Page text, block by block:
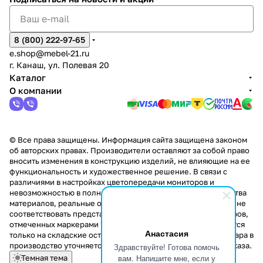
Анастасия
Здравствуйте! Готова помочь
вам. Напишите мне, если у
8 (800) 222-97-65
e.shop@mebel-21.ru
г. Канаш, ул. Полевая 20
Каталог
О компании
© Все права защищены. Информация сайта защищена законом
об авторских правах. Производители оставляют за собой право
вносить изменения в конструкцию изделий, не влияющие на ее
функциональность и художественное решение. В связи с
различиями в настройках цветопередачи мониторов и
невозможностью в полной мере передать некоторые свойства
материалов, реальные оттенки и текстуры продукции могут не
соответствовать представленным на сайте. Стоимость товаров,
отмеченных маркерами "Скидка!" и "Акция!" распространяется
только на складские остатки. Стоимость заказа данного товара в
производство уточняется у менеджера при оформлении заказа.
Темная тема